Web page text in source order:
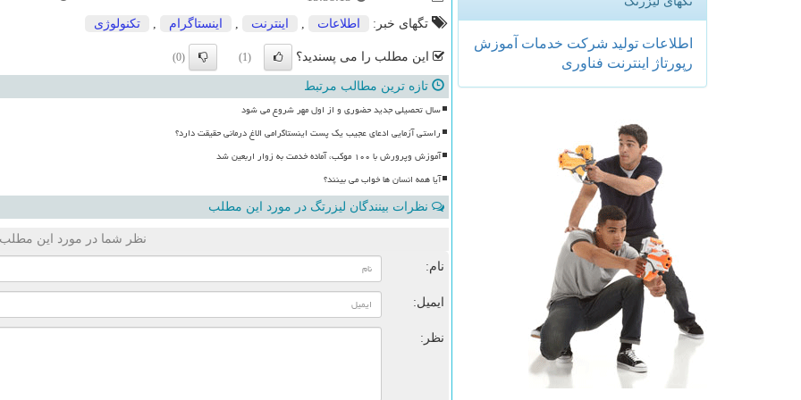
اطلاعات تولید شركت خدمات آموزش
رپورتاژ
اینترنت فناوری
تگهای خبر: اطلاعات اینترنت اینستاگرام تكنولوژی
این مطلب را می پسندید؟ (1)
(0)
تازه ترین مطالب مرتبط
سال تحصیلی جدید حضوری و از اول مهر شروع می شود
راستی آزمایی ادعای عجیب یک پست اینستاگرامی الاغ درمانی حقیقت دارد؟
آموزش وپرورش با ۱۰۰ موکب، آماده خدمت به زوار اربعین شد
آیا همه انسان ها خواب می بینند؟
نظرات بینندگان لیزرتگ در مورد این مطلب
نظر شما در مورد این مطلب
نام:
ایمیل:
نظر: